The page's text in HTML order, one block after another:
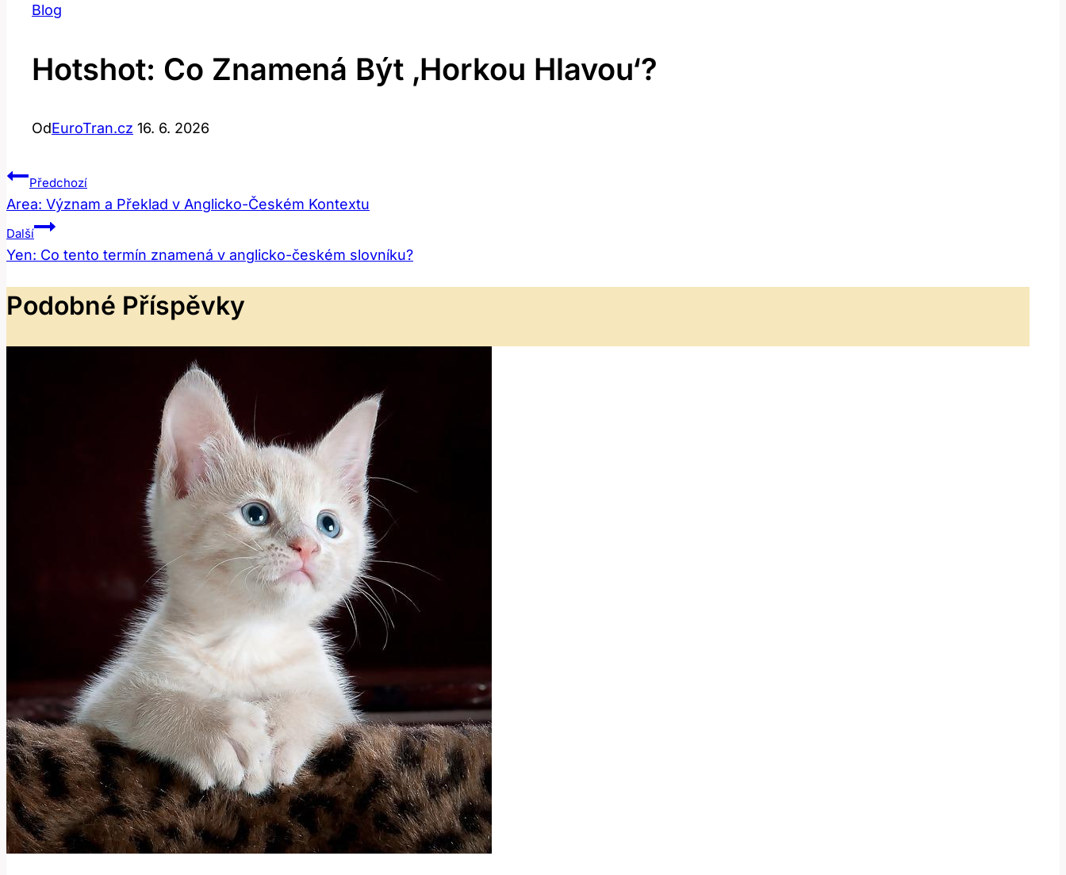
Blog
Hotshot: Co Znamená Být ‚Horkou Hlavou‘?
OdEuroTran.cz 16. 6. 2026
Navigace
Pro
Příspěvek
Předchozí
Area: Význam a Překlad v Anglicko-Českém Kontextu
Další
Yen: Co tento termín znamená v anglicko-českém slovníku?
Podobné Příspěvky